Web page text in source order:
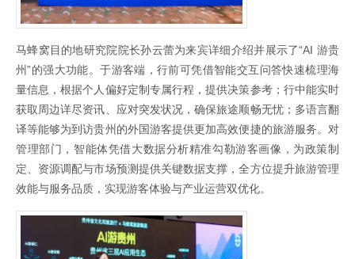
马蜂窝目的地研究院院长孙云蕾为来宾详细介绍并展示了“AI 游贵
州”的强大功能。于游客端，行前可凭借智能交互问答快速梳理海
量信息，根据个人偏好定制专属行程，提供决策参考；行中能实时
获取周边详尽资讯、应对突发状况，确保旅途顺畅无忧；多语言翻
译等能够为到访贵州的外国游客提供更加高效便捷的旅游服务。对
管理部门，智能体凭借大数据分析精准勾勒游客画像，为政策制
定、资源调配与市场预测提供关键数据支撑，全方位提升旅游管理
效能与服务品质，实现游客体验与产业运营双优化。